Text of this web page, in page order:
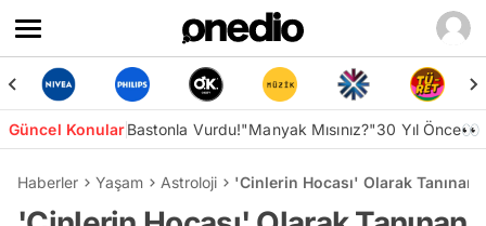
Güncel KonularBastonla Vurdu!"Manyak Mısınız?"30 Yıl Önce👀
Haberler Yaşam Astroloji 'Cinlerin Hocası' Olarak Tanınan